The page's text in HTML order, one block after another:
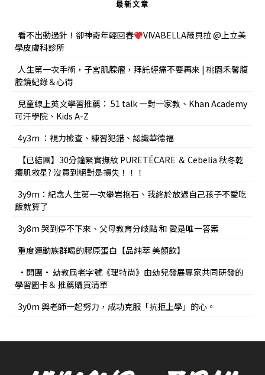
最新文章
看不出動過針！卻神奇年輕回春
VIVABELLA薇貝拉 @上立美
學皮膚科診所
人生第一次手術，子宮肌腺瘤，拜託經痛不要再來 | 桃園禾馨腹
腔鏡紀錄＆心得
兒童線上英文學習推薦： 51 talk 一對一家教、Khan Academy
可汗學院、Kids A-Z
4y3m ：視力檢查、練習犯錯、認識華德福
【已結團】30分鐘緊實撫紋 PURETÉCARE ＆ Cebelia 秋冬乾
癢肌救星? 沒買到絕對是損失！！！
3y9m：紀念人生第一次攀岩抱石、我終於放過自己孩子不愛吃
飯就算了
3y8m 哭到停不下來、父母教育分歧點 和 愛是唯一答案
重度運動族群喝的膠原蛋白【品純萃 美顏飲】
•開團• 幼教屆老字號《理特尚》由幼兒發展專家共同研發的
學習圖卡＆ 推薦購買清單
3y0m 與老師一起努力，成功克服「抗拒上學」的心。